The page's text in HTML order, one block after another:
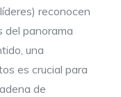
reconocen
del panorama
una
es crucial para
de